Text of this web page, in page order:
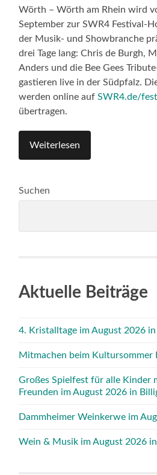
Wörth – Wörth am Rhein wird
September zur SWR4 Festival-
der Musik- und Showbranche
drei Tage lang: Chris de Burgh,
Anders und die Bee Gees
gastieren live in der Südpfalz.
werden online aufSWR4.de/
übertragen.
Weiterlesen
Suchen
Aktuelle Beiträge
4. Kristalltage im August 2026
Mitmachen beim Kultursommer
Großes Spielfest für alle Kinder
Freunden im August 2026 in
Dammheimer Weinkerwe im
Wein & Musik im August 2026